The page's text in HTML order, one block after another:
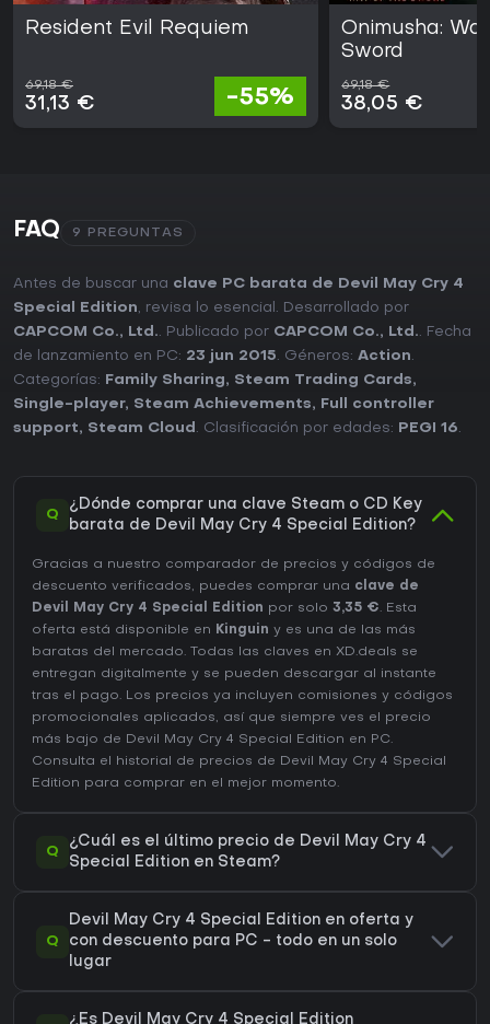
Resident Evil Requiem
69,18 €
31,13 € -55%
Onimusha:
Sword
69,18 €
38,05 €
FAQ 9 PREGUNTAS
Antes de buscar una clave PC barata de Devil May Cry 4
Special Edition, revisa lo esencial. Desarrollado por
CAPCOM Co., Ltd.. Publicado por CAPCOM Co., Ltd.. Fecha
de lanzamiento en PC: 23 jun 2015. Géneros: Action.
Categorías:
Family Sharing, Steam Trading Cards,
Single-player, Steam Achievements,
Full controller
support, Steam Cloud . Clasificación por edades: PEGI 16.
Q
¿Dónde comprar una clave Steam o CD Key
barata de Devil May Cry 4 Special Edition?
Gracias a nuestro comparador de precios y códigos de
descuento verificados, puedes comprar una clave de
Devil May Cry 4 Special Edition por solo 3,35 €. Esta
oferta está disponible en Kinguin y es una de las más
baratas del mercado. Todas las claves en XD.deals se
entregan digitalmente y se pueden descargar al instante
tras el pago. Los precios ya incluyen comisiones y códigos
promocionales aplicados, así que siempre ves el precio
más bajo de Devil May Cry 4 Special Edition en PC.
Consulta el
historial de precios de Devil May Cry 4 Special
Edition para comprar en el mejor momento.
Q
¿Cuál es el último precio de Devil May Cry 4
Special Edition en Steam?
Q
Devil May Cry 4 Special Edition en oferta y
con descuento para PC - todo en un solo
lugar
¿Es Devil May Cry 4 Special Edition